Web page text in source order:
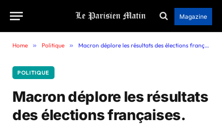
Magazine
Home » Politique » Macron déplore les résultats des élections françaises.
POLITIQUE
Macron déplore les résultats
des élections françaises.